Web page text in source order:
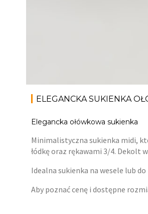
ELEGANCKA SUKIENKA
Elegancka ołówkowa sukienka
Minimalistyczna sukienka midi,
łódkę oraz rękawami 3/4. Dekolt
Idealna sukienka na wesele lub
Aby poznać cenę i dostępne